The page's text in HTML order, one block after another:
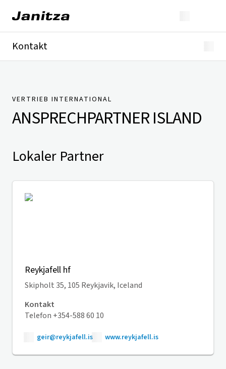
Kontakt
Presse
VERTRIEB INTERNATIONAL
ANSPRECHPARTNERISLAND
Lokaler Partner
Reykjafell hf
Skipholt 35, 105 Reykjavik, Iceland
Kontakt
Telefon +354-588 60 10
geir@reykjafell.is www.reykjafell.is